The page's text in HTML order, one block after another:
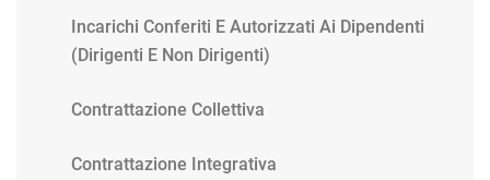
Incarichi Conferiti E Autorizzati Ai Dipendenti
(dirigenti E Non Dirigenti)
Contrattazione Collettiva
Contrattazione Integrativa